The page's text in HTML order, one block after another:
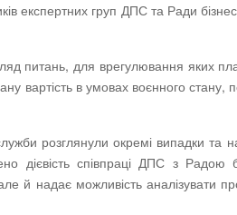
експертних груп ДПС та Ради
питань, для врегулювання яких
вартість в умовах воєнного
розглянули окремі випадки
дієвість співпраці ДПС з
й надає можливість аналізувати